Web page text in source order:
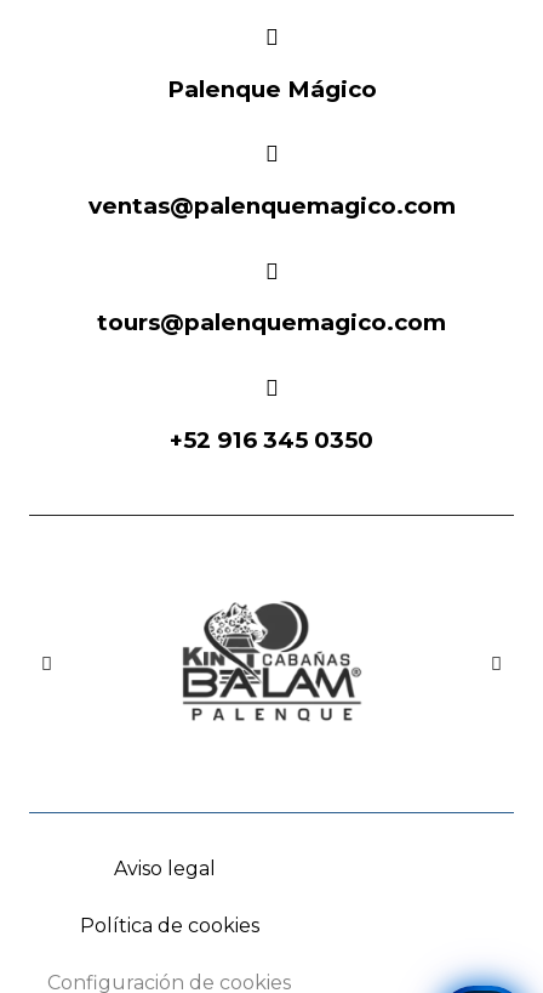
Palenque Mágico
ventas@palenquemagico.com
tours@palenquemagico.com
+52 916 345 0350
Aviso legal
Política de cookies
Configuración de cookies